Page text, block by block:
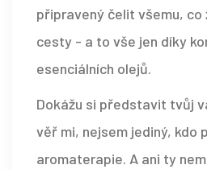
připravený čelit všemu, co
cesty - a to vše jen díky
esenciálních olejů.
Dokážu si představit tvůj
věř mi, nejsem jediný, kdo
aromaterapie. A ani ty